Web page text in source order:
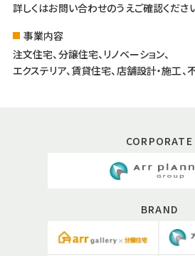
詳しくはお問い合わせのうえご確認ください
事業内容
注文住宅、分譲住宅、リノベーション、
エクステリア、賃貸住宅、店舗設計・施工
CORPORATE
BRAND